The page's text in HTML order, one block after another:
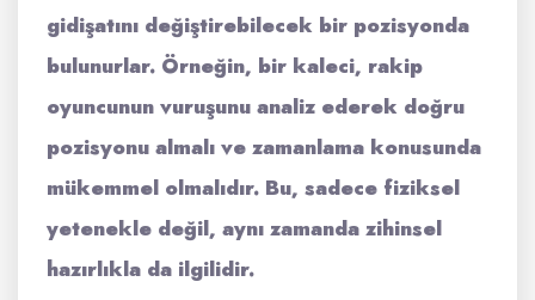
gidişatını değiştirebilecek bir pozisyonda
bulunurlar. Örneğin, bir kaleci, rakip
oyuncunun vuruşunu analiz ederek doğru
pozisyonu almalı ve zamanlama konusunda
mükemmel olmalıdır. Bu, sadece fiziksel
yetenekle değil, aynı zamanda zihinsel
hazırlıkla da ilgilidir.